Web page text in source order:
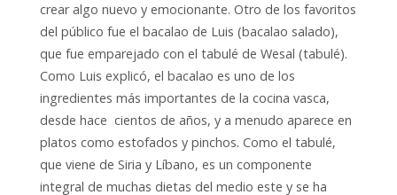
crear algo nuevo y emocionante. Otro de los favoritos
del público fue el bacalao de Luis (bacalao salado),
que fue emparejado con el tabulé de Wesal (tabulé).
Como Luis explicó, el bacalao es uno de los
ingredientes más importantes de la cocina vasca,
desde hace cientos de años, y a menudo aparece en
platos como estofados y pinchos. Como el tabulé,
que viene de Siria y Líbano, es un componente
integral de muchas dietas del medio este y se ha